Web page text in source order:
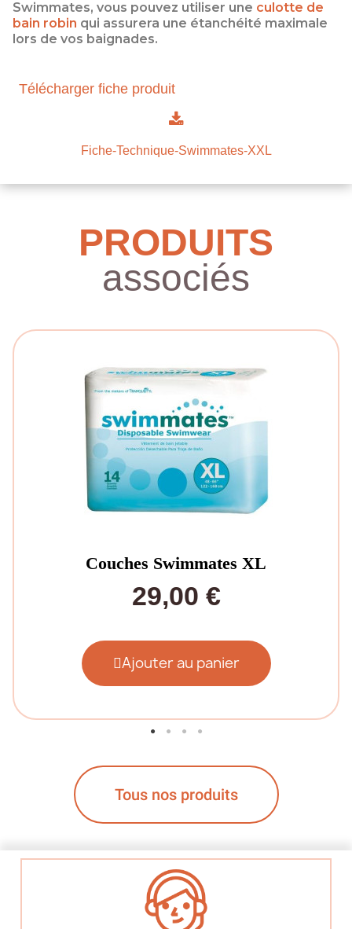
Swimmates, vous pouvez utiliser une culotte de
bain robin qui assurera une étanchéité maximale
lors de vos baignades.
Télécharger fiche produit
Fiche-Technique-Swimmates-XXL
PRODUITS
associés
Couches Swimmates XL
29,00 €
Ajouter au panier
Tous nos produits